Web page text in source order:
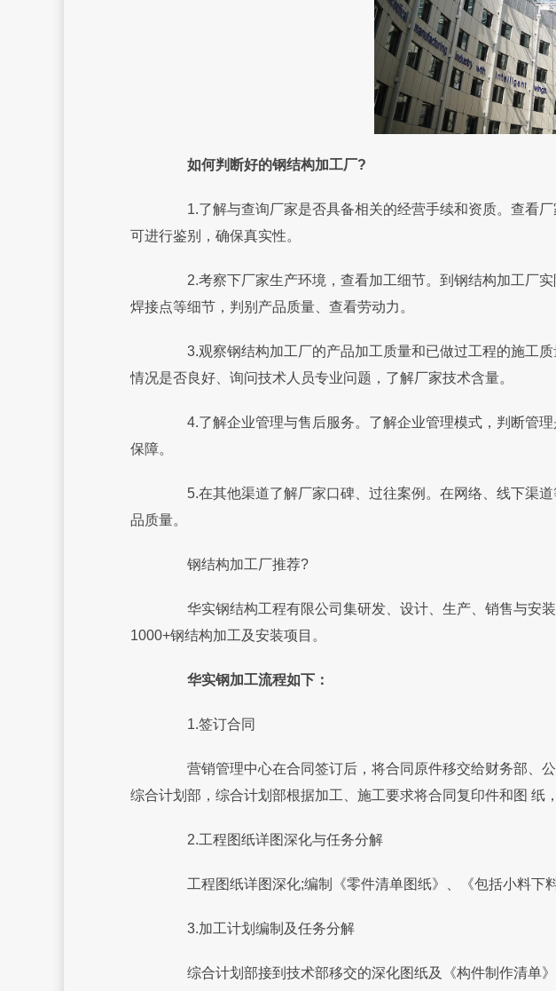
如何判断好的钢结构加工厂?
1.了解与查询厂家是否具备相关的经营手续和资质。查看厂
可进行鉴别，确保真实性。
2.考察下厂家生产环境，查看加工细节。到钢结构加工厂实
焊接点等细节，判别产品质量、查看劳动力。
3.观察钢结构加工厂的产品加工质量和已做过工程的施工质
情况是否良好、询问技术人员专业问题，了解厂家技术含量。
4.了解企业管理与售后服务。了解企业管理模式，判断管理
保障。
5.在其他渠道了解厂家口碑、过往案例。在网络、线下渠道
品质量。
钢结构加工厂推荐?
华实钢结构工程有限公司集研发、设计、生产、销售与安装
1000+钢结构加工及安装项目。
华实钢加工流程如下：
1.签订合同
营销管理中心在合同签订后，将合同原件移交给财务部、公
综合计划部，综合计划部根据加工、施工要求将合同复印件和图 纸
2.工程图纸详图深化与任务分解
工程图纸详图深化;编制《零件清单图纸》、《包括小料下
3.加工计划编制及任务分解
综合计划部接到技术部移交的深化图纸及《构件制作清单》